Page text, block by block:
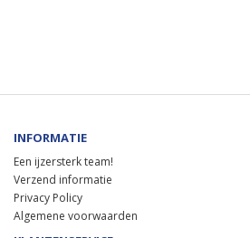
INFORMATIE
Een ijzersterk team!
Verzend informatie
Privacy Policy
Algemene voorwaarden